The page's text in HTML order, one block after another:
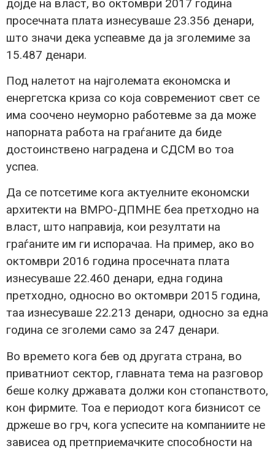
дојде на власт, во октомври 2017 година
просечната плата изнесуваше 23.356 денари,
што значи дека успеавме да ја зголемиме за
15.487 денари.
Под налетот на најголемата економска и
енергетска криза со која современиот свет се
има соочено неуморно работевме за да може
напорната работа на граѓаните да биде
достоинствено наградена и СДСМ во тоа
успеа.
Да се потсетиме кога актуелните економски
архитекти на ВМРО-ДПМНЕ беа претходно на
власт, што направија, кои резултати на
граѓаните им ги испорачаа. На пример, ако во
октомври 2016 година просечната плата
изнесуваше 22.460 денари, една година
претходно, односно во октомври 2015 година,
таа изнесуваше 22.213 денари, односно за една
година се зголеми само за 247 денари.
Во времето кога бев од другата страна, во
приватниот сектор, главната тема на разговор
беше колку државата должи кон стопанството,
кон фирмите. Тоа е периодот кога бизнисот се
држеше во грч, кога успесите на компаниите не
зависеа од претприемачките способности на